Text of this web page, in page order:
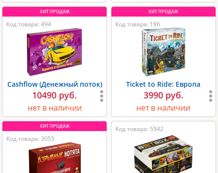
Код товара: 494
Cashflow (Денежный поток)
10490 руб.
нет в наличии
Код товара: 186
Ticket to Ride: Европа
3990 руб.
нет в наличии
Код товара: 3055
Код товара: 5542